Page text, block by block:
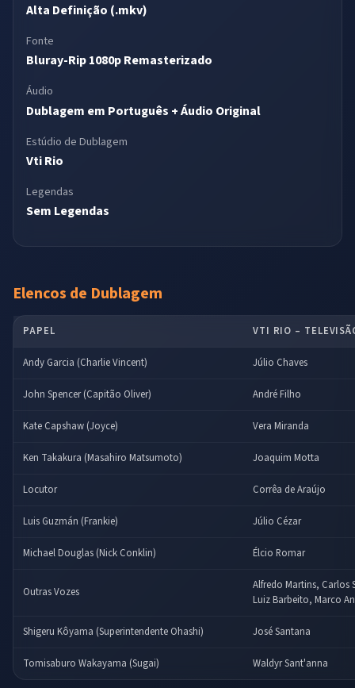
Alta Definição (.mkv)
Fonte
Bluray-Rip 1080p Remasterizado
Áudio
Dublagem em Português + Áudio Original
Estúdio de Dublagem
Vti Rio
Legendas
Sem Legendas
Elencos de Dublagem
PAPEL VTI RIO –
Andy Garcia (Charlie Vincent) Júlio Chaves
John Spencer (Capitão Oliver) André Filho
Kate Capshaw (Joyce) Vera Miranda
Ken Takakura (Masahiro Matsumoto) Joaquim Motta
Locutor Corrêa de Araújo
Luis Guzmán (Frankie) Júlio Cézar
Michael Douglas (Nick Conklin) Élcio Romar
Outras Vozes
Alfredo Martins, Carlos
Luiz Barbeito, Marco
Shigeru Kôyama (Superintendente Ohashi) José Santana
Tomisaburo Wakayama (Sugai) Waldyr Sant'anna